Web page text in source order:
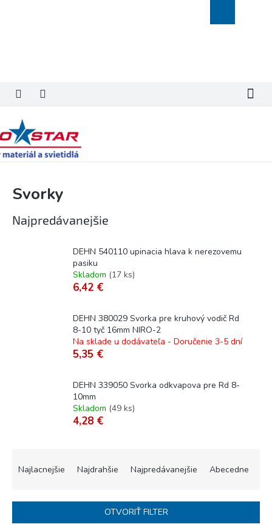
košík
Svorky
Najpredávanejšie
DEHN 540110 upinacia hlava k nerezovemu
pasiku
Skladom (17 ks)
6,42 €
DEHN 380029 Svorka pre kruhový vodič Rd
8-10 tyč 16mm NIRO-2
Na sklade u dodávateľa - Doručenie 3-5 dní
5,35 €
DEHN 339050 Svorka odkvapova pre Rd 8-
10mm
Skladom (49 ks)
4,28 €
i
Najlacnejšie Najdrahšie Najpredávanejšie Abecedne
OTVORIŤ FILTER